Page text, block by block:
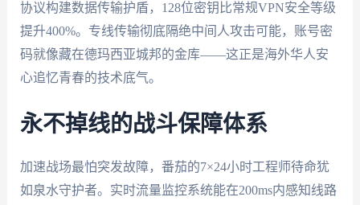
协议构建数据传输护盾，128位密钥比常规VPN安全等级
提升400%。专线传输彻底隔绝中间人攻击可能，账号密
码就像藏在德玛西亚城邦的金库——这正是海外华人安
心追忆青春的技术底气。
永不掉线的战斗保障体系
加速战场最怕突发故障，番茄的7×24小时工程师待命犹
如泉水守护者。实时流量监控系统能在200ms内感知线路